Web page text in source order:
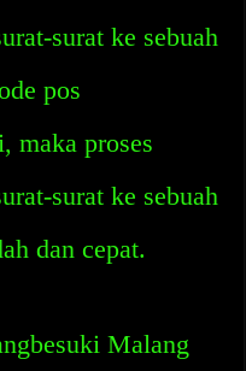
surat ke sebuah
pos
maka proses
surat ke sebuah
dan cepat.
Malang